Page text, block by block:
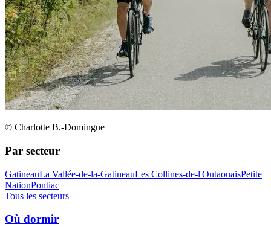
© Charlotte B.-Domingue
Par secteur
GatineauLa Vallée-de-la-GatineauLes Collines-de-l'OutaouaisPetite
NationPontiac
Tous les secteurs
Où dormir